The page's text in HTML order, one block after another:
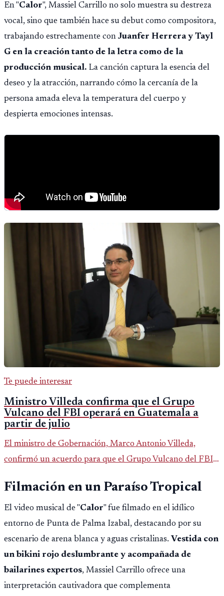
En "Calor", Massiel Carrillo no solo muestra su destreza
vocal, sino que también hace su debut como compositora,
trabajando estrechamente con Juanfer Herrera y Tayl
G en la creación tanto de la letra como de la
producción musical. La canción captura la esencia del
deseo y la atracción, narrando cómo la cercanía de la
persona amada eleva la temperatura del cuerpo y
despierta emociones intensas.
Te puede interesar
Ministro Villeda confirma que el Grupo
Vulcano del FBI operará en Guatemala a
partir de julio
El ministro de Gobernación, Marco Antonio Villeda,
confirmó un acuerdo para que el Grupo Vulcano del FBI
fallido con la administración anterior del Ministerio
Público.
Filmación en un Paraíso Tropical
El video musical de "Calor" fue filmado en el idílico
entorno de Punta de Palma Izabal, destacando por su
escenario de arena blanca y aguas cristalinas. Vestida con
un bikini rojo deslumbrante y acompañada de
bailarines expertos, Massiel Carrillo ofrece una
interpretación cautivadora que complementa